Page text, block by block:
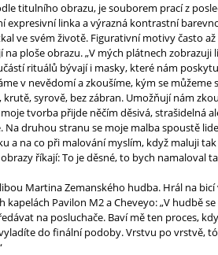
titulního obrazu, je souborem prací z
linka a výrazná kontrastní
ve svém životě. Figurativní motivy často
na ploše obrazu. „V mých plátnech
rituálů bývají i masky, které nám
v nevědomí a zkoušíme, kým se
syrově, bez zábran. Umožňují nám
tvorba přijde něčím děsivá, strašidelná
Na druhou stranu se moje malba spoustě
a na co při malování myslím, když maluji tak
říkají: To je děsné, to bych namaloval
Martina Zemanského hudba. Hrál na
kapelách Pavilon M2 a Cheveyo: „V hudbě
na posluchače. Baví mě ten proces,
do finální podoby. Vrstvu po vrstvě,